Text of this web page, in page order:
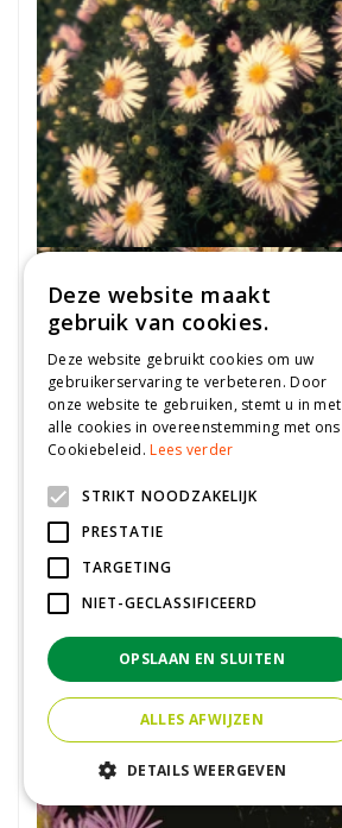
Aster
Aster 'Apollo'
Deze website maakt
gebruik van cookies.
Deze website gebruikt cookies om uw
gebruikerservaring te verbeteren. Door
onze website te gebruiken, stemt u in met
alle cookies in overeenstemming met ons
Cookiebeleid.Lees verder
STRIKT NOODZAKELIJK
PRESTATIE
TARGETING
NIET-GECLASSIFICEERD
OPSLAAN EN SLUITEN
ALLES AFWIJZEN
DETAILS WEERGEVEN